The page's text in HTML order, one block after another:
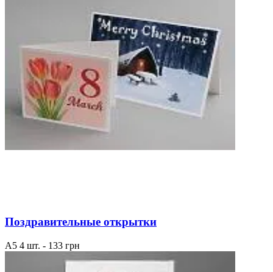
Поздравительные открытки
А5 4 шт. - 133 грн